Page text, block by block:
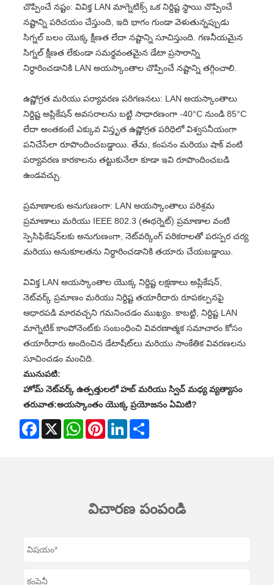
చొప్పించే నష్టం: వివిక్త LAN మాగ్నెటిక్స్ ఒక నిర్దిష్ట స్థాయి చొప్పించే
నష్టాన్ని పరిచయం చేస్తుంది, ఇది భాగం గుండా వెళుతున్నప్పుడు
సిగ్నల్ బలం యొక్క క్షీణత లేదా నష్టాన్ని సూచిస్తుంది. గణనీయమైన
సిగ్నల్ క్షీణత లేకుండా సమర్థవంతమైన డేటా ప్రసారాన్ని
నిర్ధారించడానికి LAN అయస్కాంతాల చొప్పించే నష్టాన్ని తగ్గించాలి.
ఉష్ణోగ్రత మరియు పర్యావరణ పరిగణనలు: LAN అయస్కాంతాలు
నిర్దిష్ట అప్లికేషన్ అవసరాలను బట్టి సాధారణంగా -40°C నుండి 85°C
లేదా అంతకంటే ఎక్కువ విస్తృత ఉష్ణోగ్రత పరిధిలో విశ్వసనీయంగా
పనిచేసేలా రూపొందించబడ్డాయి. తేమ, కంపనం మరియు షాక్ వంటి
పర్యావరణ కారకాలను తట్టుకునేలా కూడా ఇవి రూపొందించబడి
ఉండవచ్చు.
ప్రమాణాలకు అనుగుణంగా: LAN అయస్కాంతాలు పరిశ్రమ
ప్రమాణాలు మరియు IEEE 802.3 (ఈథర్నెట్) ప్రమాణాల వంటి
స్పెసిఫికేషన్‌లకు అనుగుణంగా, నెట్‌వర్కింగ్ పరికరాలతో పరస్పర చర్య
మరియు అనుకూలతను నిర్ధారించడానికి తయారు చేయబడ్డాయి.
వివిక్త LAN అయస్కాంతాల యొక్క నిర్దిష్ట లక్షణాలు అప్లికేషన్,
నెట్‌వర్క్ ప్రమాణం మరియు నిర్దిష్ట తయారీదారు రూపకల్పనపై
ఆధారపడి మారవచ్చని గమనించడం ముఖ్యం. కాబట్టి, నిర్దిష్ట LAN
మాగ్నెటిక్ కాంపోనెంట్‌కు సంబంధించి వివరణాత్మక సమాచారం కోసం
తయారీదారు అందించిన డేటాషీట్‌లు మరియు సాంకేతిక వివరణలను
సూచించడం మంచిది.
మునుపటి:
హోమ్ నెట్‌వర్క్ ఉత్పత్తులలో హబ్ మరియు స్విచ్ మధ్య వ్యత్యాసం
తరువాత:అయస్కాంతం యొక్క ప్రయోజనం ఏమిటి?
Facebook
X WhatsAppPinterestLinkedIn
విచారణ పంపండి